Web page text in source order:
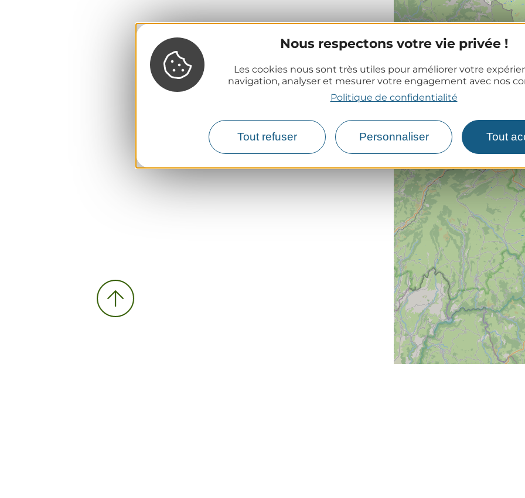
Nous respectons votre vie privée !
Les cookies nous sont très utiles pour améliorer votre
navigation, analyser et mesurer votre engagement avec nos
Politique de confidentialité
Tout refuser Personnaliser Tout